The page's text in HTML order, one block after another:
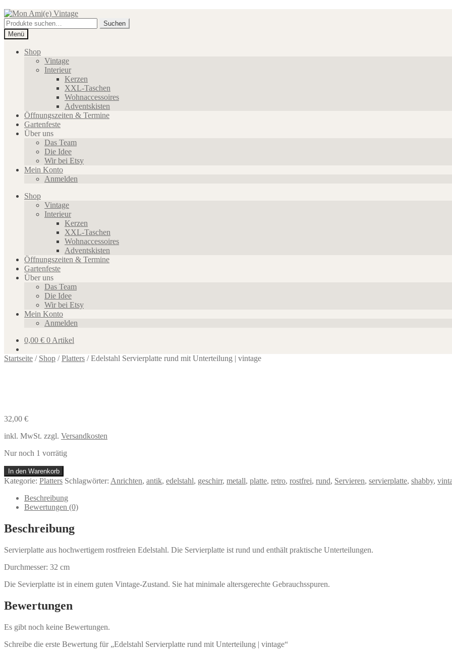
Zur
Navigation
springen
Zum
Inhalt
springen
Suche
nach:
Suchen
Menü
Shop
Vintage
Interieur
Kerzen
XXL-Taschen
Wohnaccessoires
Adventskisten
Öffnungszeiten & Termine
Gartenfeste
Über uns
Das Team
Die Idee
Wir bei Etsy
Mein Konto
Anmelden
Shop
Vintage
Interieur
Kerzen
XXL-Taschen
Wohnaccessoires
Adventskisten
Öffnungszeiten & Termine
Gartenfeste
Über uns
Das Team
Die Idee
Wir bei Etsy
Mein Konto
Anmelden
0,00 € 0 Artikel
Startseite / Shop /Platters /Edelstahl Servierplatte rund mit Unterteilung | vintage
32,00 €
inkl. MwSt. zzgl. Versandkosten
Nur noch 1 vorrätig
Edelstahl
Servierplatte
Unterteilung
vintage
Menge
In den Warenkorb
Kategorie: Platters Schlagwörter: Anrichten, antik, edelstahl, geschirr, metall, platte, retro, rostfrei, rund, Servieren, servierplatte, shabby,
Beschreibung
Bewertungen (0)
Beschreibung
Servierplatte aus hochwertigem rostfreien Edelstahl. Die Servierplatte ist rund und enthält praktische Unterteilungen.
Durchmesser: 32 cm
Die Sevierplatte ist in einem guten Vintage-Zustand. Sie hat minimale altersgerechte Gebrauchsspuren.
Bewertungen
Es gibt noch keine Bewertungen.
Schreibe die erste Bewertung für „Edelstahl Servierplatte rund mit Unterteilung | vintage“